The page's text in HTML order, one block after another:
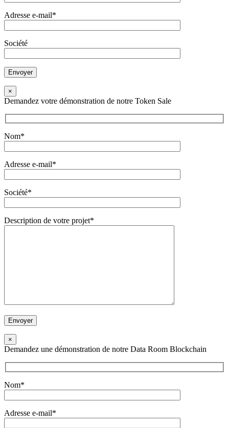
Adresse e-mail*
Société
×
Demandez votre démonstration de notre Token Sale
Nom*
Adresse e-mail*
Société*
Description de votre projet*
×
Demandez une démonstration de notre Data Room Blockchain
Nom*
Adresse e-mail*